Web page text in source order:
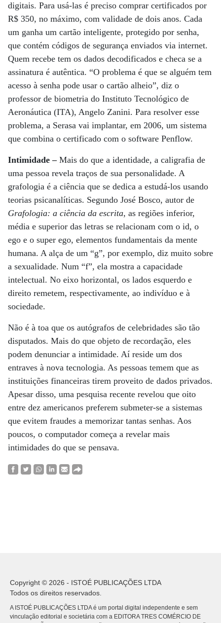
digitais. Para usá-las é preciso comprar certificados por
R$ 350, no máximo, com validade de dois anos. Cada
um ganha um cartão inteligente, protegido por senha,
que contém códigos de segurança enviados via internet.
Quem recebe tem os dados decodificados e checa se a
assinatura é autêntica. “O problema é que se alguém tem
acesso à senha pode usar o cartão alheio”, diz o
professor de biometria do Instituto Tecnológico de
Aeronáutica (ITA), Angelo Zanini. Para resolver esse
problema, a Serasa vai implantar, em 2006, um sistema
que combina o certificado com o software Penflow.
Intimidade – Mais do que a identidade, a caligrafia de
uma pessoa revela traços de sua personalidade. A
grafologia é a ciência que se dedica a estudá-los usando
teorias psicanalíticas. Segundo José Bosco, autor de
Grafologia: a ciência da escrita, as regiões inferior,
média e superior das letras se relacionam com o id, o
ego e o super ego, elementos fundamentais da mente
humana. A alça de um “g”, por exemplo, diz muito sobre
a sexualidade. Num “f”, ela mostra a capacidade
intelectual. No eixo horizontal, os lados esquerdo e
direito remetem, respectivamente, ao indivíduo e à
sociedade.
Não é à toa que os autógrafos de celebridades são tão
disputados. Mais do que objeto de recordação, eles
podem denunciar a intimidade. Aí reside um dos
entraves à nova tecnologia. As pessoas temem que as
instituições financeiras tirem proveito de dados privados.
Apesar disso, uma pesquisa recente revelou que oito
entre dez americanos preferem submeter-se a sistemas
que evitem fraudes a memorizar tantas senhas. Aos
poucos, o computador começa a revelar mais
intimidades do que se pensava.
Copyright © 2026 - ISTOÉ PUBLICAÇÕES LTDA
Todos os direitos reservados.
A ISTOÉ PUBLICAÇÕES LTDA é um portal digital independente e sem
vinculação editorial e societária com a EDITORA TRES COMÉRCIO DE